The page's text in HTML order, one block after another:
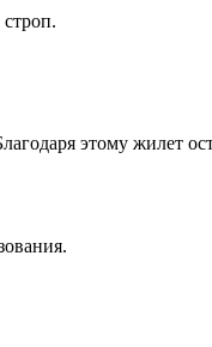
этому жилет